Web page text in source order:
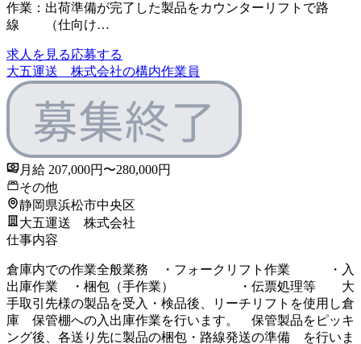
作業：出荷準備が完了した製品をカウンターリフトで路
線 （仕向け…
求人を見る応募する
大五運送 株式会社の構内作業員
月給 207,000円〜280,000円
その他
静岡県浜松市中央区
大五運送 株式会社
仕事内容
倉庫内での作業全般業務 ・フォークリフト作業 ・入
出庫作業 ・梱包（手作業） ・伝票処理等 大
手取引先様の製品を受入・検品後、リーチリフトを使用し倉
庫 保管棚への入出庫作業を行います。 保管製品をピッキ
ング後、各送り先に製品の梱包・路線発送の準備 を行いま